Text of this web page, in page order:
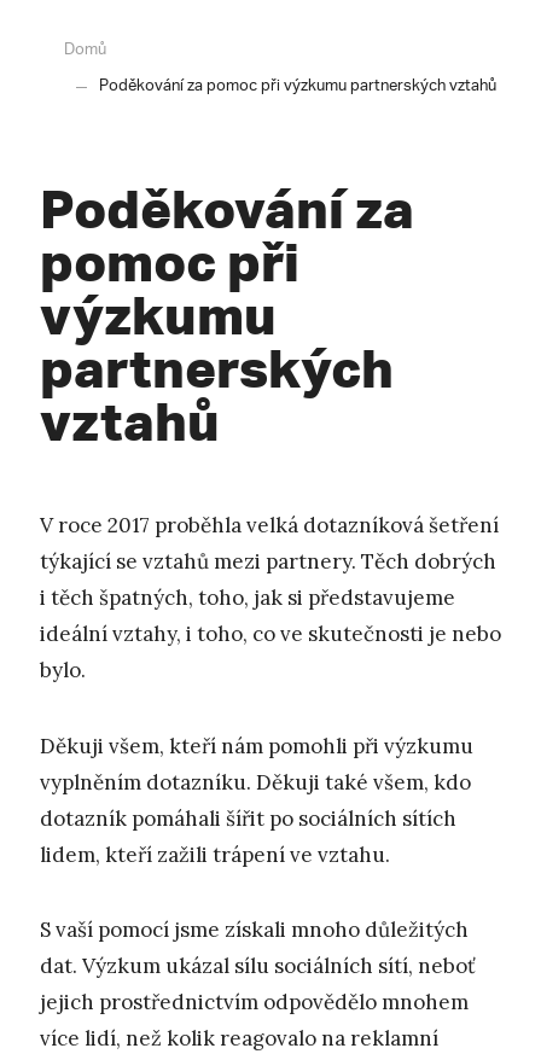
Domů
Poděkování za pomoc při výzkumu partnerských vztahů
Poděkování za
pomoc při
výzkumu
partnerských
vztahů
V roce 2017 proběhla velká dotazníková šetření
týkající se vztahů mezi partnery. Těch dobrých
i těch špatných, toho, jak si představujeme
ideální vztahy, i toho, co ve skutečnosti je nebo
bylo.
Děkuji všem, kteří nám pomohli při výzkumu
vyplněním dotazníku. Děkuji také všem, kdo
dotazník pomáhali šířit po sociálních sítích
lidem, kteří zažili trápení ve vztahu.
S vaší pomocí jsme získali mnoho důležitých
dat. Výzkum ukázal sílu sociálních sítí, neboť
jejich prostřednictvím odpovědělo mnohem
více lidí, než kolik reagovalo na reklamní